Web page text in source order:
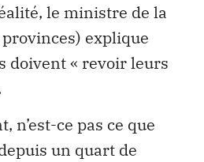
le ministre de la
explique
doivent « revoir leurs
n’est-ce pas ce que
un quart de